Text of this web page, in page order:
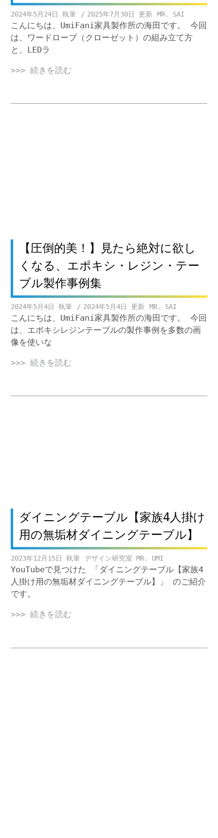
2024年5月24日 2025年7月30日 MR. SAI
こんにちは、UmiFani家具製作所の海田です。 今回
は、ワードローブ（クローゼット）の組み立て方
と、LEDラ
>>> 続きを読む
【圧倒的美！】見たら絶対に欲し
くなる、エポキシ・レジン・テー
ブル製作事例集
2024年5月4日 2024年5月4日 MR. SAI
こんにちは、UmiFani家具製作所の海田です。 今回
は、エポキシレジンテーブルの製作事例を多数の画
像を使いな
>>> 続きを読む
ダイニングテーブル【家族4人掛け
用の無垢材ダイニングテーブル】
2023年12月15日 デザイン研究室 MR. UMI
YouTubeで見つけた 「ダイニングテーブル【家族4
人掛け用の無垢材ダイニングテーブル】」 のご紹介
です。
>>> 続きを読む